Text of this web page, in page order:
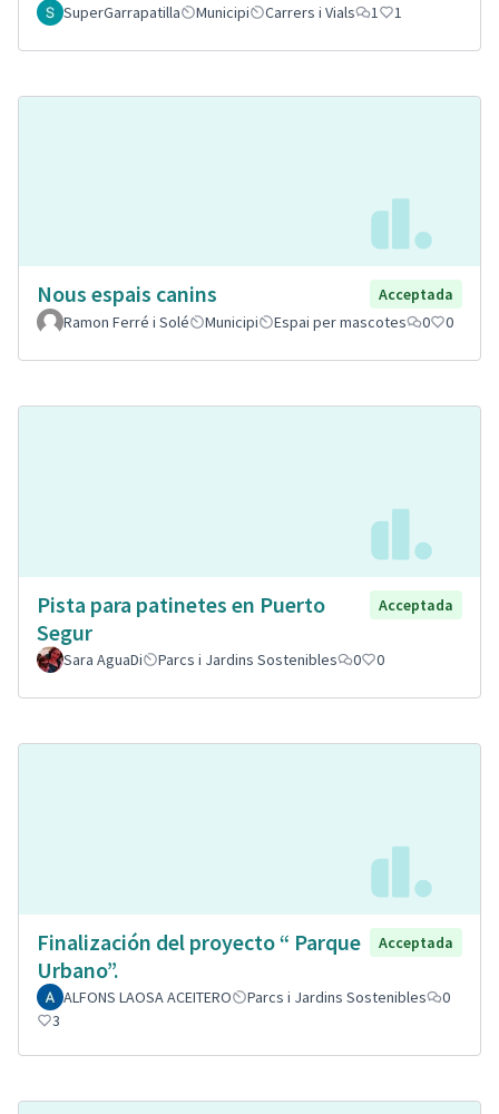
SuperGarrapatilla Municipi Carrers i Vials 1 1
Nous espais canins
Acceptada
Ramon Ferré i Solé
Municipi Espai per mascotes 0 0
Pista para patinetes en Puerto
Segur
Acceptada
Sara AguaDi Parcs i Jardins Sostenibles 0 0
Finalización del proyecto “ Parque
Urbano”.
Acceptada
ALFONS LAOSA ACEITERO Parcs i Jardins Sostenibles
0
3